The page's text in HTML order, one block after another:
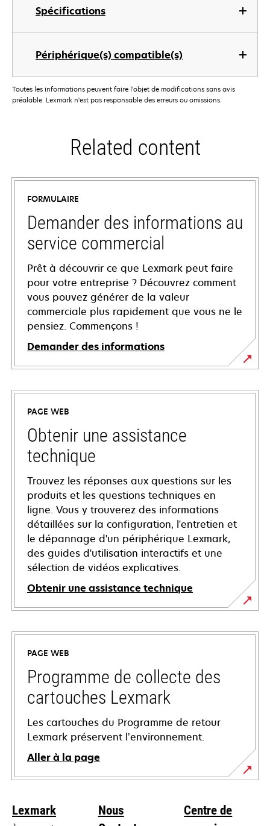
Spécifications
Périphérique(s) compatible(s)
Toutes les informations peuvent faire l'objet de modifications sans avis
préalable. Lexmark n'est pas responsable des erreurs ou omissions.
Related content
FORMULAIRE
Demander des informations au
service commercial
Prêt à découvrir ce que Lexmark peut faire
pour votre entreprise ? Découvrez comment
vous pouvez générer de la valeur
commerciale plus rapidement que vous ne le
pensiez. Commençons !
Demander des informations
PAGE WEB
Obtenir une assistance
technique
Trouvez les réponses aux questions sur les
produits et les questions techniques en
ligne. Vous y trouverez des informations
détaillées sur la configuration, l'entretien et
le dépannage d'un périphérique Lexmark,
des guides d'utilisation interactifs et une
sélection de vidéos explicatives.
Obtenir une assistance technique
s’ouvre
dans
nouvel
onglet
PAGE WEB
Programme de collecte des
cartouches Lexmark
Les cartouches du Programme de retour
Lexmark préservent l’environnement.
Aller à la page
Lexmark
Nous
Centre de